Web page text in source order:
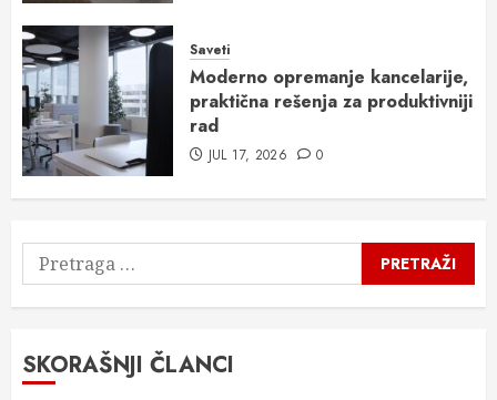
Saveti
Moderno opremanje kancelarije,
praktična rešenja za produktivniji
rad
JUL 17, 2026 0
Pretraga
za:
SKORAŠNJI ČLANCI